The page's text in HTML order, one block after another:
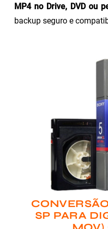
MP4 no Drive, DVD ou
backup seguro e
SP PARA